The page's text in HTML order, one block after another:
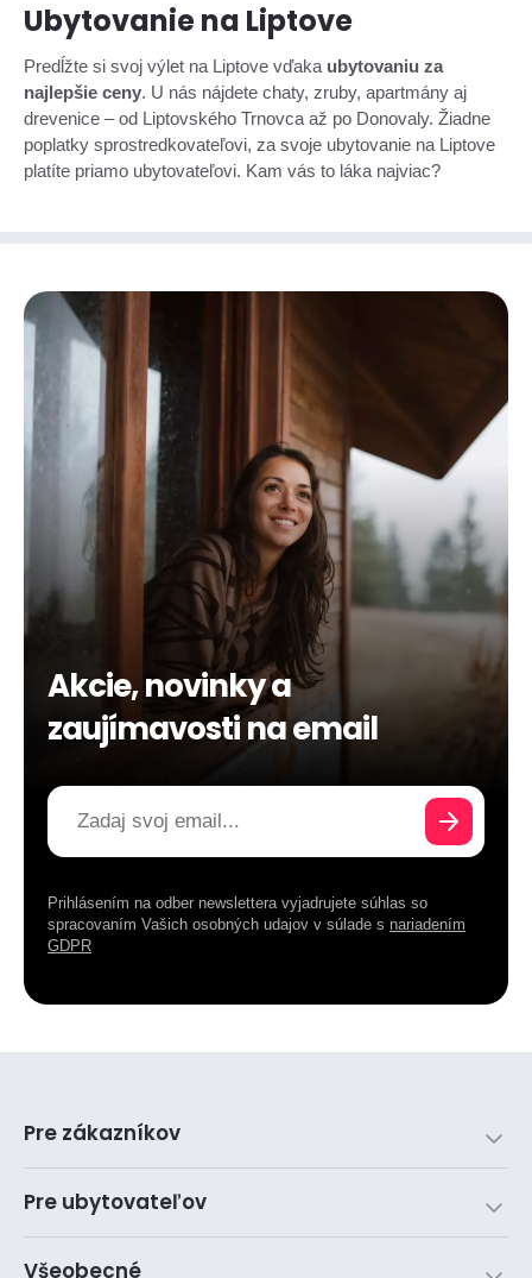
Ubytovanie na Liptove
Predĺžte si svoj výlet na Liptove vďaka ubytovaniu za
najlepšie ceny. U nás nájdete chaty, zruby, apartmány aj
drevenice – od Liptovského Trnovca až po Donovaly. Žiadne
poplatky sprostredkovateľovi, za svoje ubytovanie na Liptove
platíte priamo ubytovateľovi. Kam vás to láka najviac?
Akcie, novinky a
zaujímavosti na email
Prihlásením na odber newslettera vyjadrujete súhlas so
spracovaním Vašich osobných udajov v súlade s nariadením
GDPR
Pre zákazníkov
Pre ubytovateľov
Všeobecné